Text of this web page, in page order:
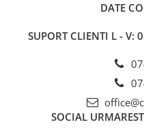
Fungicide
OREZ
Tratament semințe
DATE
SUPORT CLIENTI L - V:
SOCIAL